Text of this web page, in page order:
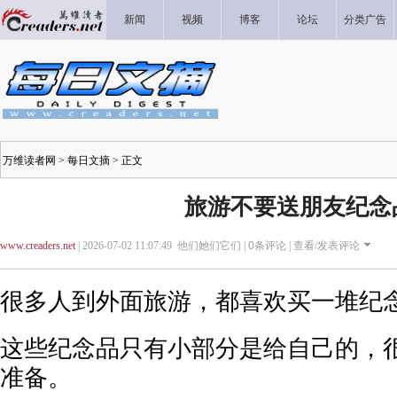
新闻 视频 博客 论坛 分类广告
万维读者网 > 每日文摘 > 正文
旅游不要送朋友纪念
www.creaders.net| 2026-07-02 11:07:49 他们她们它们 | 0条评论 | 查看/发表评论
很多人到外面旅游，都喜欢买一堆纪
这些纪念品只有小部分是给自己的，
准备。